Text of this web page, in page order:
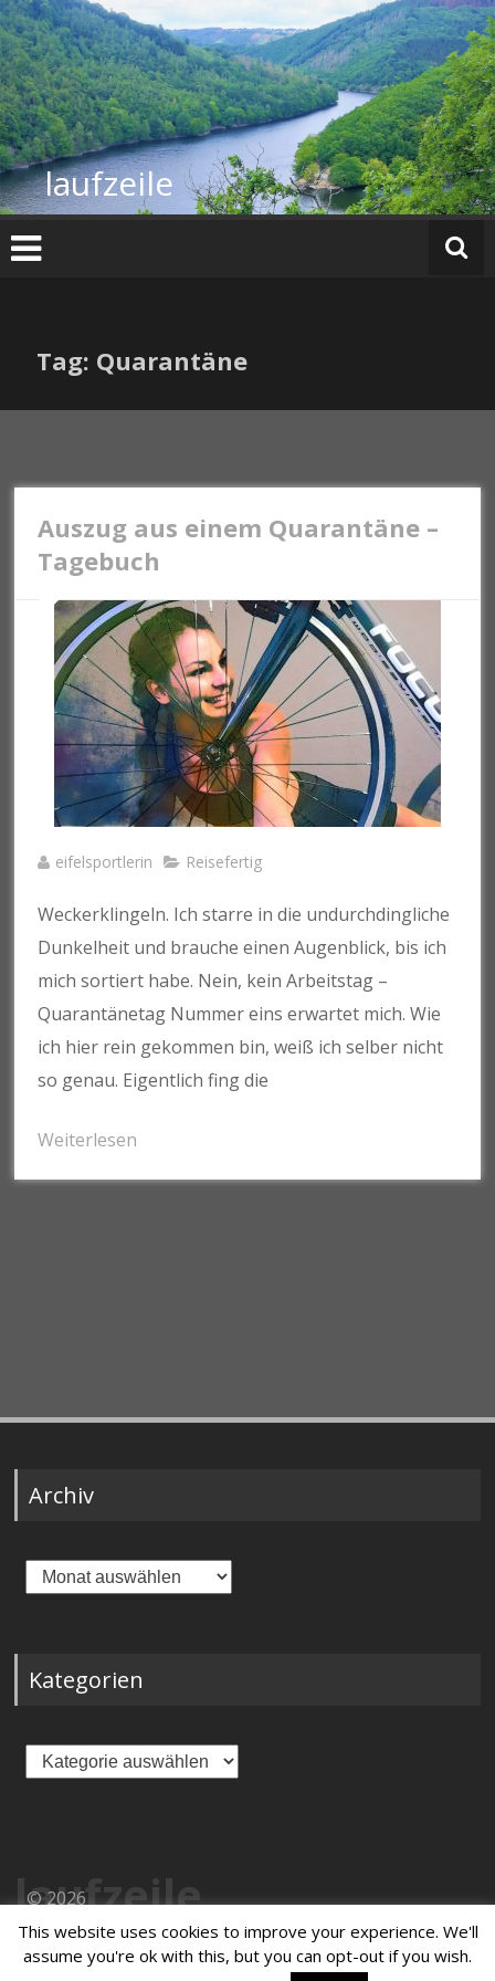
Zum
Inhalt
springen
laufzeile
Tag: Quarantäne
Auszug aus einem Quarantäne –
Tagebuch
eifelsportlerin Reisefertig
Weckerklingeln. Ich starre in die undurchdingliche
Dunkelheit und brauche einen Augenblick, bis ich
mich sortiert habe. Nein, kein Arbeitstag –
Quarantänetag Nummer eins erwartet mich. Wie
ich hier rein gekommen bin, weiß ich selber nicht
so genau. Eigentlich fing die
Weiterlesen
Archiv
Archiv
Kategorien
Kategorien
laufzeile
© 2026
Präsentiert vonWordPress
This website uses cookies to improve your experience. We'll
assume you're ok with this, but you can opt-out if you wish.